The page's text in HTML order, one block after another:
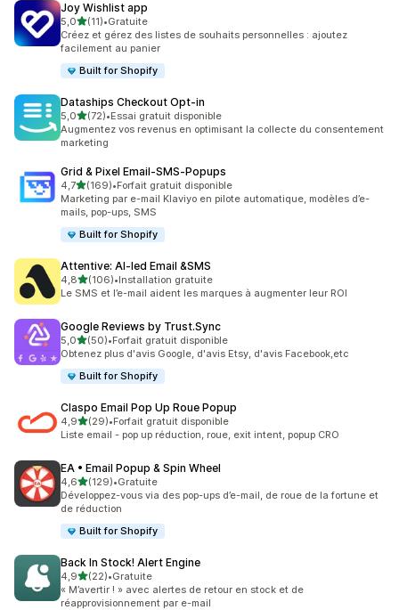
Joy Wishlist app
5,0étoile(s) sur 5
(11)
11 avis au total
•Gratuite
Créez et gérez des listes de souhaits personnelles : ajoutez
facilement au panier
Built for Shopify
Dataships Checkout Opt‑in
5,0étoile(s) sur 5
(72)
72 avis au total
•Essai gratuit disponible
Augmentez vos revenus en optimisant la collecte du consentement
marketing
Grid & Pixel Email‑SMS‑Popups
4,7étoile(s) sur 5
(169)
169 avis au total
•Forfait gratuit disponible
Marketing par e-mail Klaviyo en pilote automatique, modèles d’e-
mails, pop-ups, SMS
Built for Shopify
Attentive: AI‑led Email &SMS
4,8étoile(s) sur 5
(106)
106 avis au total
•Installation gratuite
Le SMS et l’e-mail aident les marques à augmenter leur ROI
Google Reviews by Trust.Sync
5,0étoile(s) sur 5
(50)
50 avis au total
•Forfait gratuit disponible
Obtenez plus d'avis Google, d'avis Etsy, d'avis Facebook,etc
Built for Shopify
Claspo Email Pop Up Roue Popup
4,9étoile(s) sur 5
(29)
29 avis au total
•Forfait gratuit disponible
Liste email - pop up réduction, roue, exit intent, popup CRO
EA • Email Popup & Spin Wheel
4,6étoile(s) sur 5
(129)
129 avis au total
•Gratuite
Développez-vous via des pop-ups d’e-mail, de roue de la fortune et
de réduction
Built for Shopify
Back In Stock! Alert Engine
4,9étoile(s) sur 5
(22)
22 avis au total
•Gratuite
« M’avertir ! » avec alertes de retour en stock et de
réapprovisionnement par e-mail